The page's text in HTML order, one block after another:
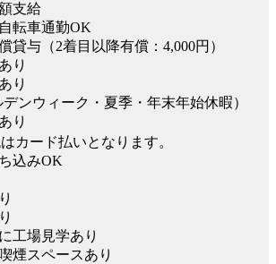
支給
転車通勤OK
貸与（2着目以降有償：4,000円）
り
り
ンウィーク・夏季・年末年始休暇）
り
カード払いとなります。
込みOK
工場見学あり
煙スペースあり